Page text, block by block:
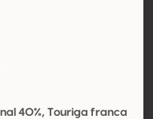
40%, Touriga franca